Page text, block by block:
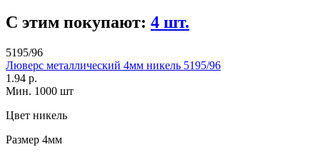
С этим покупают: 4 шт.
5195/96
Люверс металлический 4мм никель 5195/96
1.94 р.
Мин. 1000 шт
Цвет никель
Размер 4мм